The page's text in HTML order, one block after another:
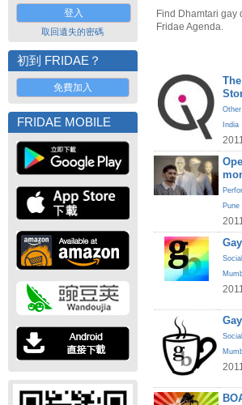
取回遺失的密碼
初到 FRIDAE？
免費加入
FRIDAE MOBILE
Find Dhamtari gay
Fridae Agenda.
Other
India
Pune
Social
Social